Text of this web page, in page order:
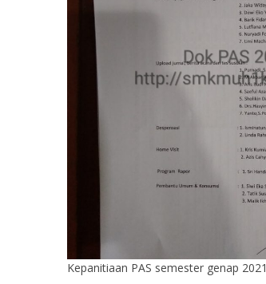
Kepanitiaan PAS semester genap 2021